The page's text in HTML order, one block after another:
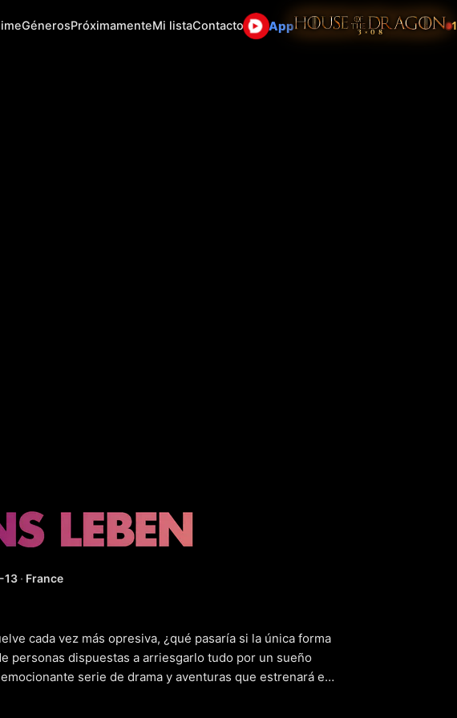
GénerosPróximamenteMi listaContacto App 3×08
otra
13 · France
cada vez más opresiva, ¿qué pasaría si la única forma
personas dispuestas a arriesgarlo tudo por un sueño
serie de drama y aventuras que estrenará en
esta producción cinematográfica nos transporta a un